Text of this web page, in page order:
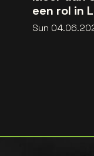
een rol in
Sun